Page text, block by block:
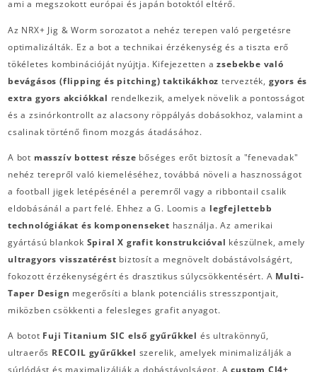
ami a megszokott európai és japán botoktól eltérő.
Az NRX+ Jig & Worm sorozatot a nehéz terepen való pergetésre
optimalizálták. Ez a bot a technikai érzékenység és a tiszta erő
tökéletes kombinációját nyújtja. Kifejezetten azsebekbe való
bevágásos (flipping és pitching) taktikákhoz tervezték, gyors és
extra gyors akciókkal rendelkezik, amelyek növelik a pontosságot
és a zsinórkontrollt az alacsony röppályás dobásokhoz, valamint a
csalinak történő finom mozgás átadásához.
A bot masszív bottest része bőséges erőt biztosít a "fenevadak"
nehéz terepről való kiemeléséhez, továbbá növeli a hasznosságot
a football jigek letépésénél a peremről vagy a ribbontail csalik
eldobásánál a part felé. Ehhez a G. Loomis a legfejlettebb
technológiákat és komponenseket használja. Az amerikai
gyártású blankok Spiral X grafit konstrukcióval készülnek, amely
ultragyors visszatérést biztosít a megnövelt dobástávolságért,
fokozott érzékenységért és drasztikus súlycsökkentésért. A Multi-
Taper Design megerősíti a blank potenciális stresszpontjait,
miközben csökkenti a felesleges grafit anyagot.
A botot Fuji Titanium SIC első gyűrűkkel és ultrakönnyű,
ultraerős RECOIL gyűrűkkel szerelik, amelyek minimalizálják a